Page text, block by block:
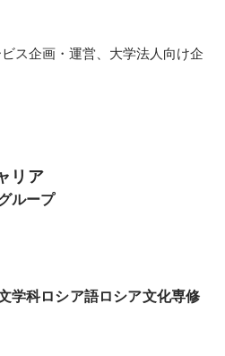
ス企画・運営、大学法人向け企
リア
ループ
学科ロシア語ロシア文化専修